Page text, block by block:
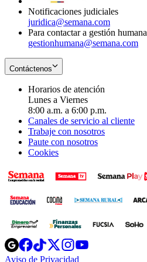
Notificaciones judiciales
juridica@semana.com
Para contactar a gestión humana
gestionhumana@semana.com
Contáctenos
Horarios de atención
Lunes a Viernes
8:00 a.m. a 6:00 p.m.
Canales de servicio al cliente
Trabaje con nosotros
Paute con nosotros
Cookies
Opens
in
Opens
in
Opens
in
Opens
Aviso de Privacidad